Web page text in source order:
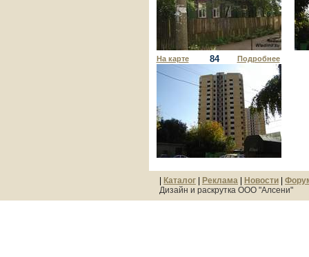
На карте 84 Подробнее
Каталог Реклама Новости
Дизайн и раскрутка ООО "Алсени"